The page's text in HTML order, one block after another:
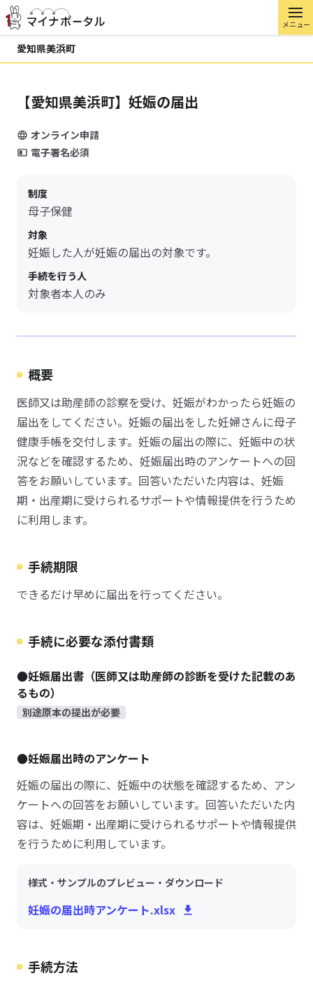
メニュー
愛知県美浜町
【愛知県美浜町】妊娠の届出
オンライン申請
電子署名必須
制度
母子保健
対象
妊娠した人が妊娠の届出の対象です。
手続を行う人
対象者本人のみ
概要
医師又は助産師の診察を受け、妊娠がわかったら妊娠の
届出をしてください。妊娠の届出をした妊婦さんに母子
健康手帳を交付します。妊娠の届出の際に、妊娠中の状
況などを確認するため、妊娠届出時のアンケートへの回
答をお願いしています。回答いただいた内容は、妊娠
期・出産期に受けられるサポートや情報提供を行うため
に利用します。
手続期限
できるだけ早めに届出を行ってください。
手続に必要な添付書類
●妊娠届出書（医師又は助産師の診断を受けた記載のあ
るもの）
別途原本の提出が必要
●妊娠届出時のアンケート
妊娠の届出の際に、妊娠中の状態を確認するため、アン
ケートへの回答をお願いしています。回答いただいた内
容は、妊娠期・出産期に受けられるサポートや情報提供
を行うために利用しています。
様式・サンプルのプレビュー・ダウンロード
妊娠の届出時アンケート.xlsx
手続方法